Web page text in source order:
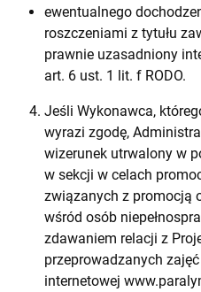
ewentualnego
roszczeniami z tytułu
prawnie uzasadniony
art. 6 ust. 1 lit. f RODO.
Jeśli Wykonawca,
wyrazi zgodę,
wizerunek utrwalony w
w sekcji w celach
związanych z promocją
wśród osób
zdawaniem relacji z
przeprowadzanych
internetowej